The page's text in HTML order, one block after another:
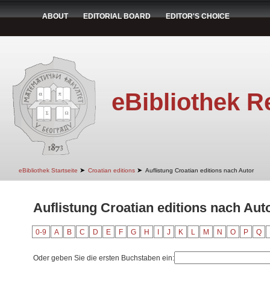
ABOUT EDITORIAL BOARD EDITOR'S CHOICE
eBibliothek
eBibliothek Startseite ➤ Croatian editions ➤ Auflistung Croatian editions nach Autor
Auflistung Croatian editions nach
0-9 A B C D E F G H J K L M N O P Q
Oder geben Sie die ersten Buchstaben ein: